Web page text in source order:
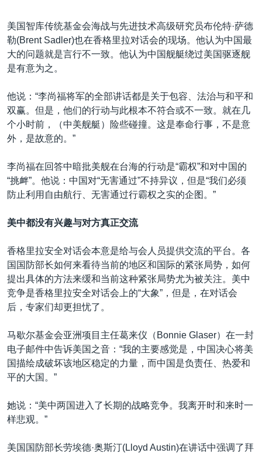
美国智库传统基金会海战与先进技术高级研究员布伦特·萨德
勒(Brent Sadler)也在香格里拉对话会的现场。他认为中国最
大的问题就是言行不一致。他认为中国舰艇绕过美国驱逐舰
是有意为之。
他说：“李尚福将军的全部讲话都是关于包容、法治与和平和
双赢。但是，他们的行动与此根本不符合或不一致。就在几
个小时前，（中美舰艇）险些碰撞。这是奉命行事，不是意
外，是故意的。”
李尚福在回答中暗批美舰在台海的行动是“霸权”和对中国的
“挑衅”。他说：中国对“无害通过”不持异议，但是“我们必须
防止利用自由航行、无害通过行霸权之实的企图。”
美中都没有兴趣与对方真正交流
香格里拉安全对话会本意是给与会人员提供交流的平台。各
国国防部长如何来看待当前的地区和国际的紧张局势，如何
提出具体的方法来缓和当前这种紧张局势尤为被关注。美中
竞争是香格里拉安全对话会上的“大象”，但是，在对话会
后，专家们却更担忧了。
马歇尔基金会亚洲项目主任葛来仪（Bonnie Glaser）在一封
电子邮件中告诉美国之音：“我的主要感觉是，中国决心将美
国描绘成破坏该地区稳定的力量，而中国是负责任、热爱和
平的大国。”
她说：“美中两国进入了长期的战略竞争。我离开时和来时一
样悲观。”
美国国防部长劳埃德·奥斯汀(Lloyd Austin)在讲话中强调了拜